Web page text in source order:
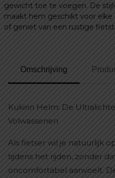
gewicht toe te voegen. De
maakt hem geschikt voor
of geniet van een rustige
Omschrijving
Kukirin Helm: De
Volwassenen
Als fietser wil je natuurlijk
tijdens het rijden, zonder
oncomfortabel aanvoelt.